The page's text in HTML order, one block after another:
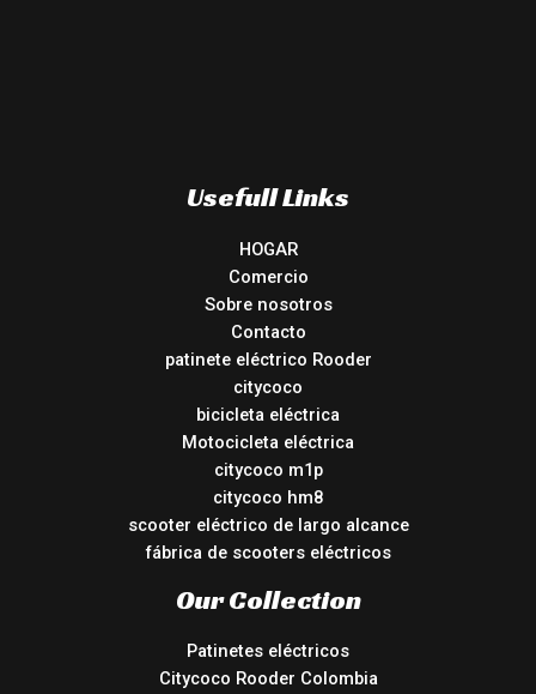
Usefull Links
HOGAR
Comercio
Sobre nosotros
Contacto
patinete eléctrico Rooder
citycoco
bicicleta eléctrica
Motocicleta eléctrica
citycoco m1p
citycoco hm8
scooter eléctrico de largo alcance
fábrica de scooters eléctricos
Our Collection
Patinetes eléctricos
Citycoco Rooder Colombia